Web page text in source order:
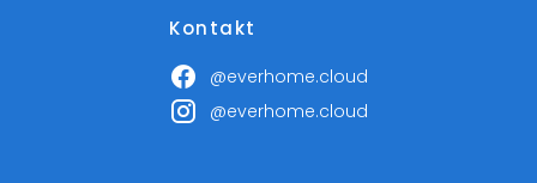
Kontakt
@everhome.cloud
@everhome.cloud